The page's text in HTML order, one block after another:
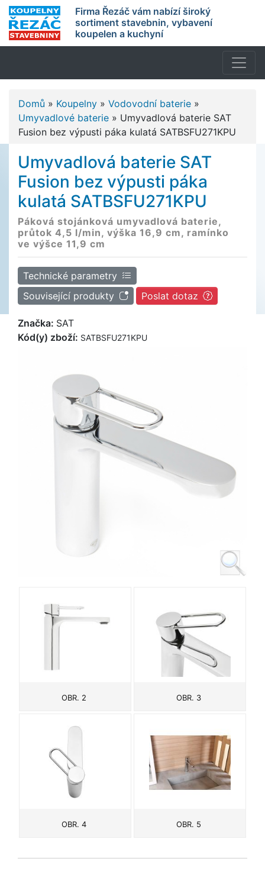
Firma Řezáč vám nabízí široký
sortiment stavebnin, vybavení
koupelen a kuchyní
Domů » Koupelny » Vodovodní baterie »
Umyvadlové baterie » Umyvadlová baterie SAT
Fusion bez výpusti páka kulatá SATBSFU271KPU
Umyvadlová baterie SAT
Fusion bez výpusti páka
kulatá SATBSFU271KPU
Páková stojánková umyvadlová baterie,
průtok 4,5 l/min, výška 16,9 cm, ramínko
ve výšce 11,9 cm
Technické parametry
Související produkty
Poslat dotaz
Značka: SAT
Kód(y) zboží: SATBSFU271KPU
OBR. 2 OBR. 3
OBR. 4 OBR. 5